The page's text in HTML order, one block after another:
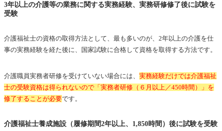
3年以上の介護等の業務に関する実務経験、実務研修修了後に試験を
受験
介護福祉士の資格の取得方法として、最も多いのが、2年以上の介護を仕
事の実務経験を経た後に、国家試験に合格して資格を取得する方法です。
介護職員実務者研修を受けていない場合には、 実務経験だけでは介護福祉
士の受験資格は得られないので「実務者研修（６月以上／450時間）」を
修了することが必要です。
介護福祉士養成施設（履修期間2年以上、1,850時間）後に試験を受験